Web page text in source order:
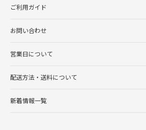
ご利用ガイド
お問い合わせ
営業日について
配送方法・送料について
新着情報一覧